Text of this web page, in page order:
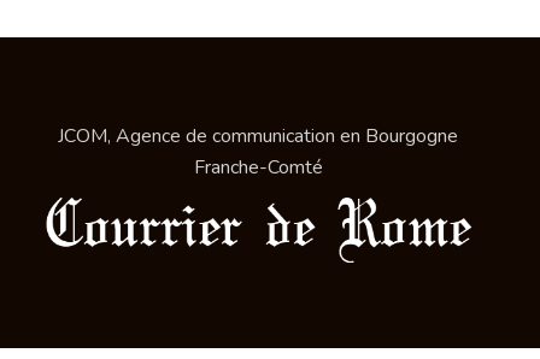
JCOM, Agence de communication en Bourgogne
Franche-Comté